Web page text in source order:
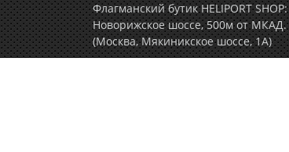
Флагманский бутик HELIPORT SHOP:
Новорижское шоссе, 500м от МКАД.
(Москва, Мякиникское шоссе, 1А)